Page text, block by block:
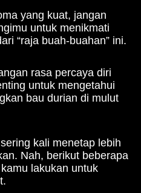
yang kuat, jangan
untuk menikmati
“raja buah-buahan” ini.
rasa percaya diri
untuk mengetahui
bau durian di mulut
kali menetap lebih
Nah, berikut beberapa
lakukan untuk